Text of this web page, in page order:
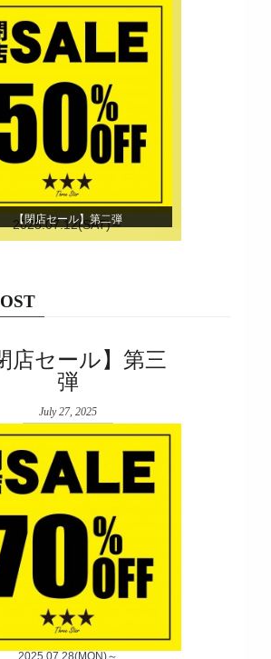
【閉店セール】第二弾
2025.07.12(SAT)～
店セール】第三
弾
July 27, 2025
2025.07.28(MON)～